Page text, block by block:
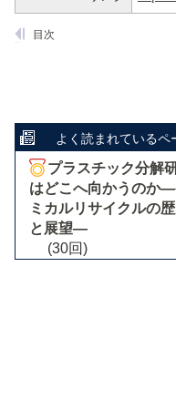
目次
よく読まれているペ
プラスチック分解
はどこへ向かうのか
ミカルリサイクルの
と展望―
(30回)